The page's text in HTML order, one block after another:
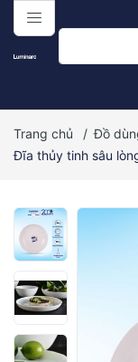
menu
Trang chủ / Đồ
Đĩa thủy tinh sâu